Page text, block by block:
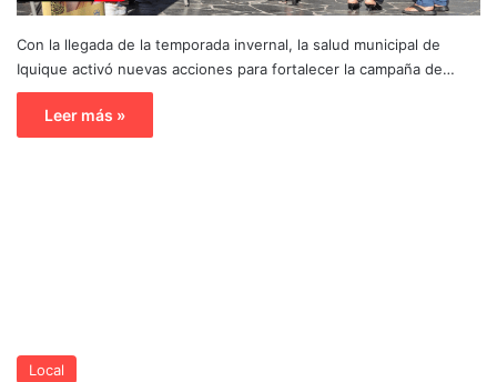
Con la llegada de la temporada invernal, la salud municipal de
Iquique activó nuevas acciones para fortalecer la campaña de…
Leer más »
Local